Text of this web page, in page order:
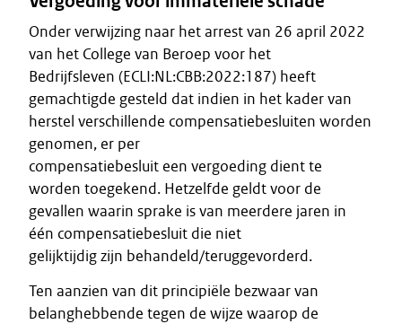
Onder verwijzing naar het arrest van 26 april 2022
van het College van Beroep voor het
Bedrijfsleven (ECLI:NL:CBB:2022:187) heeft
gemachtigde gesteld dat indien in het kader van
herstel verschillende compensatiebesluiten worden
genomen, er per
compensatiebesluit een vergoeding dient te
worden toegekend. Hetzelfde geldt voor de
gevallen waarin sprake is van meerdere jaren in
één compensatiebesluit die niet
gelijktijdig zijn behandeld/teruggevorderd.
Ten aanzien van dit principiële bezwaar van
belanghebbende tegen de wijze waarop de